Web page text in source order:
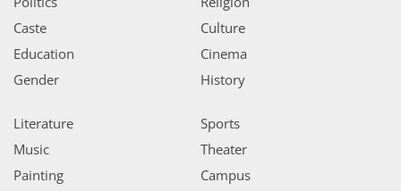
Caste
Education
Gender
Culture
Cinema
History
Literature
Music
Painting
Sports
Theater
Campus